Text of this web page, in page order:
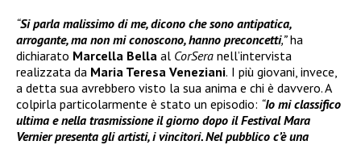
“Si parla malissimo di me, dicono che sono antipatica,
arrogante, ma non mi conoscono, hanno preconcetti,”ha
dichiarato Marcella Bella al CorSera nell’intervista
realizzata da Maria Teresa Veneziani. I più giovani, invece,
a detta sua avrebbero visto la sua anima e chi è davvero. A
colpirla particolarmente è stato un episodio: “Io mi classifico
ultima e nella trasmissione il giorno dopo il Festival Mara
Vernier presenta gli artisti, i vincitori. Nel pubblico c’è una